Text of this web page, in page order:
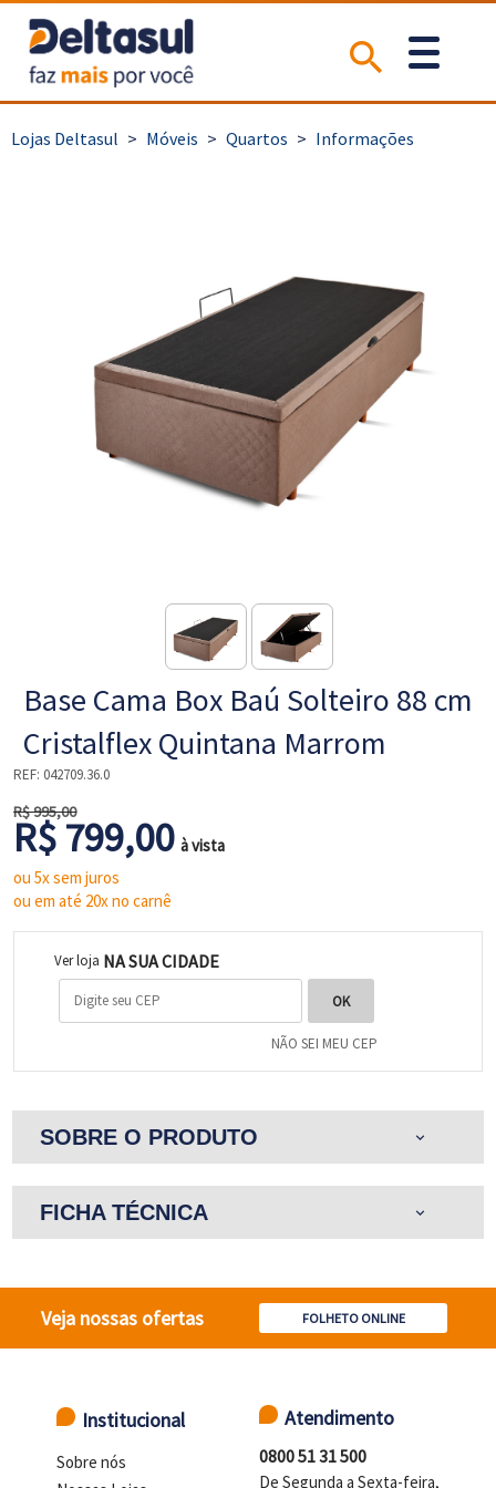
> Móveis > Quartos > Informações
Base Cama Box Baú Solteiro 88 cm
Cristalflex Quintana Marrom
REF: 042709.36.0
R$ 995,00
R$ 799,00à vista
ou 5x sem juros
ou em até 20x no carnê
Ver loja NA SUA CIDADE
NÃO SEI MEU CEP
SOBRE O PRODUTO expand_more
FICHA TÉCNICA expand_more
Veja nossas ofertas FOLHETO ONLINE
Institucional
Sobre nós
Atendimento
0800 51 31 500
De Segunda a Sexta-feira,